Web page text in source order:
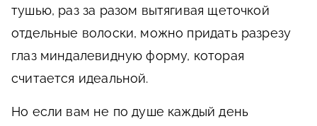
тушью, раз за разом вытягивая щеточкой
отдельные волоски, можно придать разрезу
глаз миндалевидную форму, которая
считается идеальной.
Но если вам не по душе каждый день